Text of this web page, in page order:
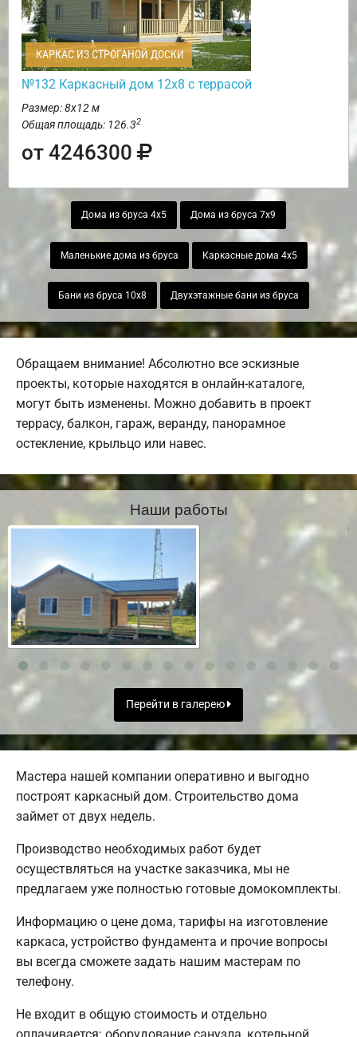
КАРКАС ИЗ СТРОГАНОЙ ДОСКИ
№132 Каркасный дом 12х8 с террасой
Размер: 8х12 м
Общая площадь: 126.32
от 4246300
Дома из бруса 4х5 Дома из бруса 7х9
Маленькие дома из бруса Каркасные дома 4х5
Бани из бруса 10х8 Двухэтажные бани из бруса
Обращаем внимание! Абсолютно все эскизные
проекты, которые находятся в онлайн-каталоге,
могут быть изменены. Можно добавить в проект
террасу, балкон, гараж, веранду, панорамное
остекление, крыльцо или навес.
Наши работы
Перейти в галерею
Мастера нашей компании оперативно и выгодно
построят каркасный дом. Строительство дома
займет от двух недель.
Производство необходимых работ будет
осуществляться на участке заказчика, мы не
предлагаем уже полностью готовые домокомплекты.
Информацию о цене дома, тарифы на изготовление
каркаса, устройство фундамента и прочие вопросы
вы всегда сможете задать нашим мастерам по
телефону.
Не входит в общую стоимость и отдельно